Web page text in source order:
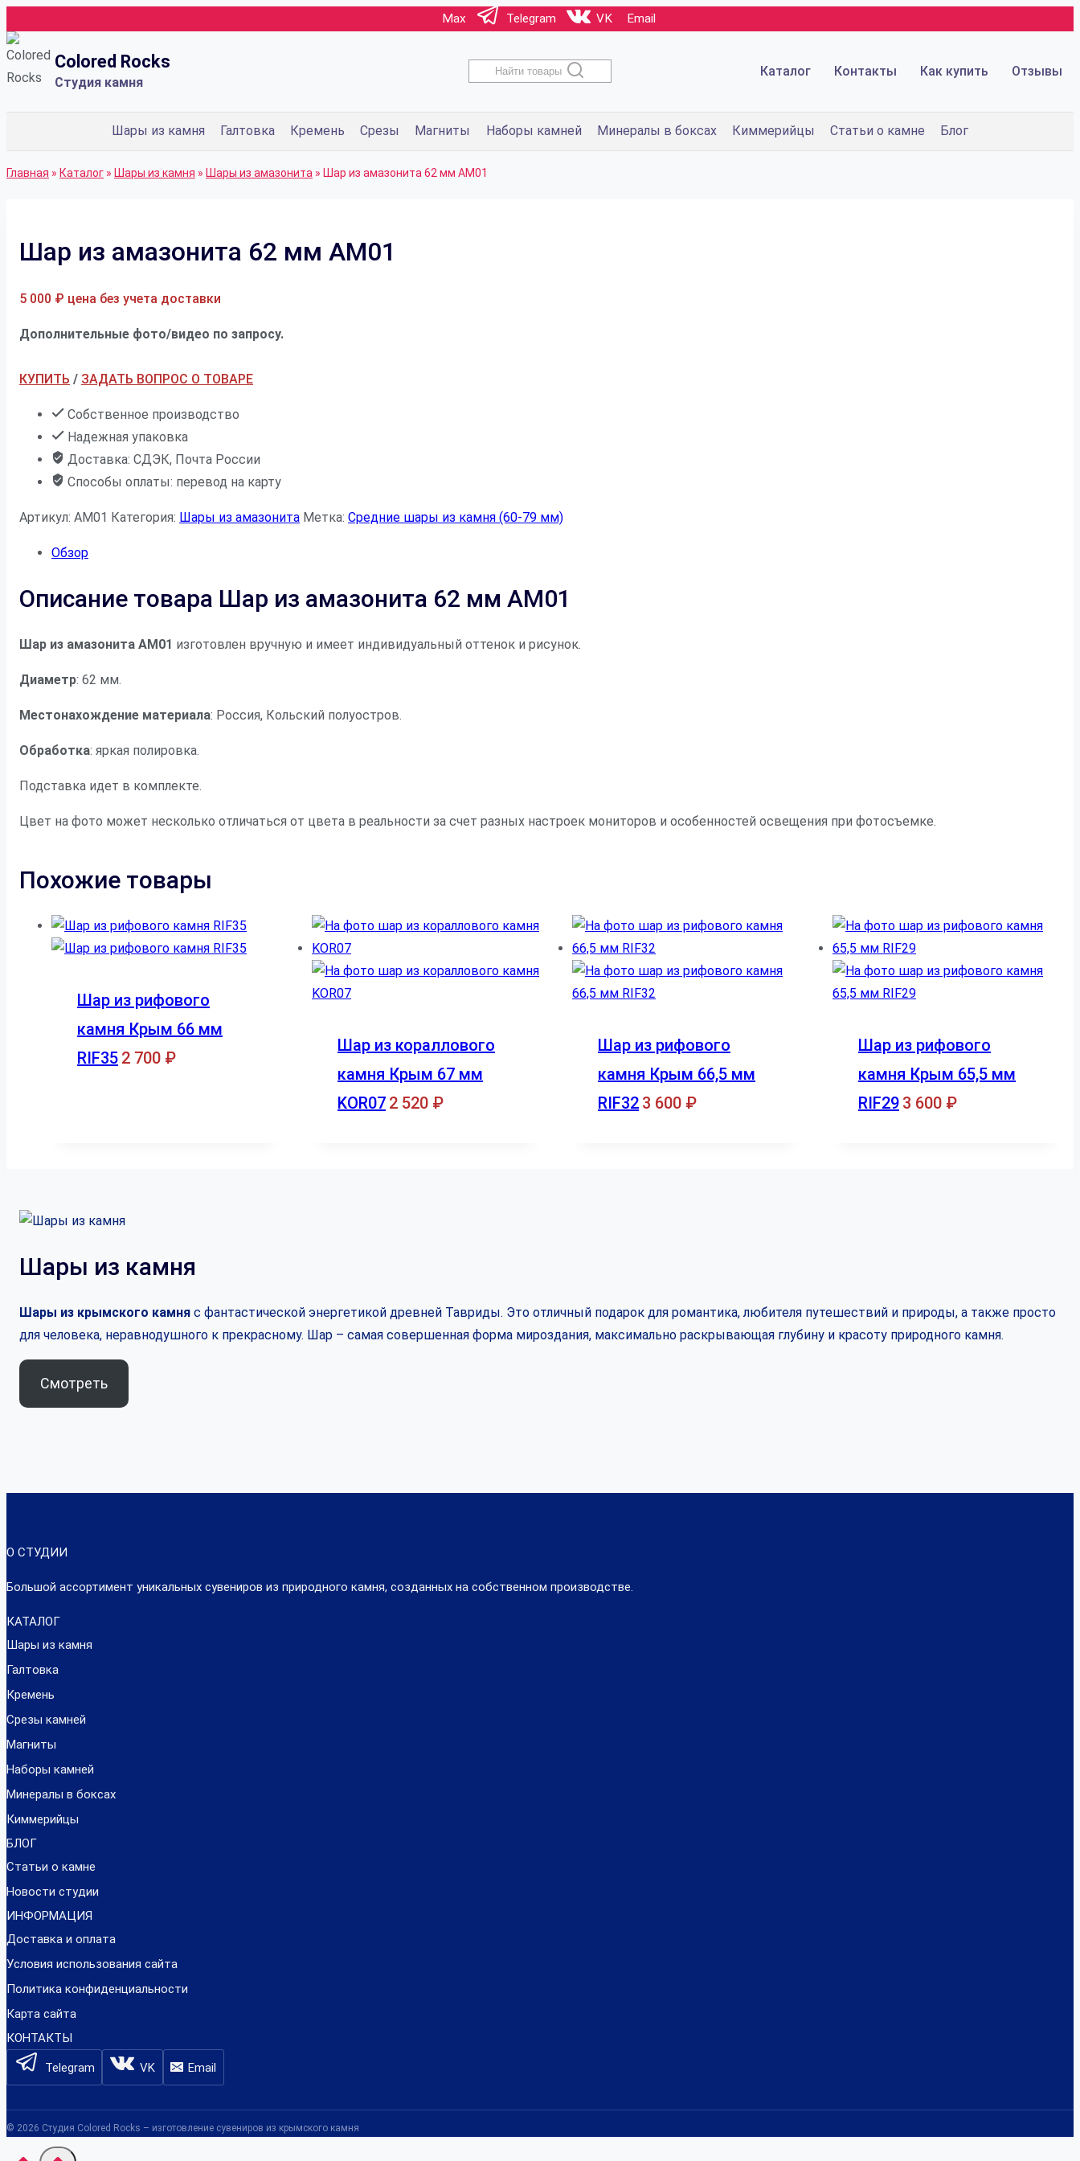
к
содержимому
Max Telegram VK Email
Colored Rocks
Студия камня
Найти товары Каталог Контакты Как купить Отзывы
Шары из камня Галтовка Кремень Срезы Магниты Наборы камней Минералы в боксах Киммерийцы Статьи о камне Блог
Главная » Каталог » Шары из камня » Шары из амазонита » Шар из амазонита 62 мм AM01
Шар из амазонита 62 мм AM01
5 000 ₽ цена без учета доставки
Дополнительные фото/видео по запросу.
КУПИТЬ / ЗАДАТЬ ВОПРОС О ТОВАРЕ
Собственное производство
Надежная упаковка
Доставка: СДЭК, Почта России
Способы оплаты: перевод на карту
Артикул: AM01 Категория: Шары из амазонита Метка: Средние шары из камня (60-79 мм)
Обзор
Описание товара Шар из амазонита 62 мм AM01
Шар из амазонита AM01 изготовлен вручную и имеет индивидуальный оттенок и рисунок.
Диаметр: 62 мм.
Местонахождение материала: Россия, Кольский полуостров.
Обработка: яркая полировка.
Подставка идет в комплекте.
Цвет на фото может несколько отличаться от цвета в реальности за счет разных настроек мониторов и особенностей освещения при фотосъемке.
Похожие товары
Шар из рифового
камня Крым 66 мм
RIF35 2 700 ₽
Шар из кораллового
камня Крым 67 мм
KOR07 2 520 ₽
Шар из рифового
камня Крым 66,5 мм
RIF32 3 600 ₽
Шар из рифового
камня Крым 65,5 мм
RIF29 3 600 ₽
Шары из камня
Шары из крымского камня с фантастической энергетикой древней Тавриды. Это отличный подарок для романтика, любителя путешествий и природы, а также просто
для человека, неравнодушного к прекрасному. Шар – самая совершенная форма мироздания, максимально раскрывающая глубину и красоту природного камня.
Смотреть
О СТУДИИ
Большой ассортимент уникальных сувениров из природного камня, созданных на собственном производстве.
КАТАЛОГ
Шары из камня
Галтовка
Кремень
Срезы камней
Магниты
Наборы камней
Минералы в боксах
Киммерийцы
БЛОГ
Статьи о камне
Новости студии
ИНФОРМАЦИЯ
Доставка и оплата
Условия использования сайта
Политика конфиденциальности
Карта сайта
КОНТАКТЫ
Telegram VK Email
© 2026 Студия Colored Rocks – изготовление сувениров из крымского камня